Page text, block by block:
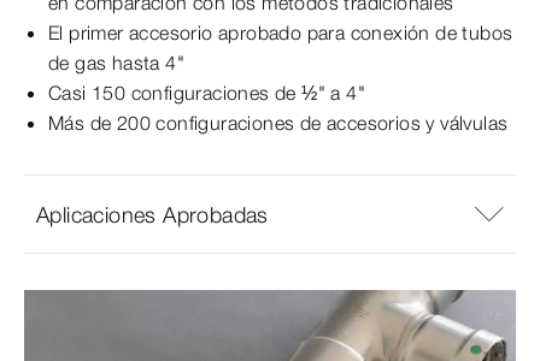
El primer accesorio aprobado para conexión de tubos
de gas hasta 4"
Casi 150 configuraciones de ½" a 4"
Más de 200 configuraciones de accesorios y válvulas
Aplicaciones Aprobadas